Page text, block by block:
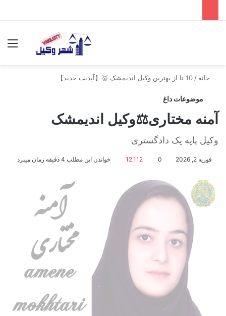
خانه / 10 تا از بهترین وکیل اندیمشک 🥇【آپدیت جدید】
موضوعات داغ
آمنه مختاری⚖️وکیل اندیمشک
وکیل پایه یک دادگستری
فوریه 2, 2026 0
12,112 خواندن این مطلب 4 دقیقه زمان میبرد